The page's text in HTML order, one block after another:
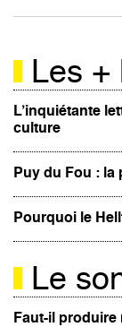
Les +
L’inquiétante
culture
Puy du Fou :
Pourquoi le
Le
Faut-il produire